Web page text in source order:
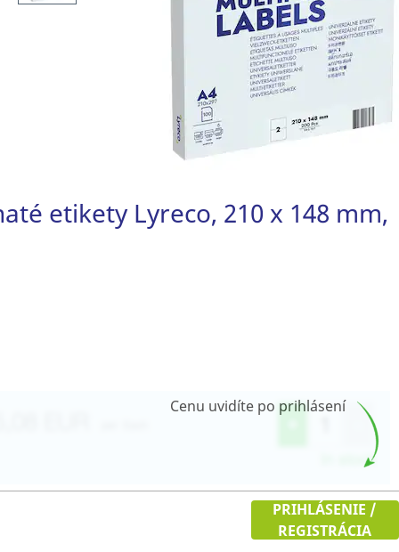
etikety Lyreco, 210 x 148 mm,
Cenu uvidíte po prihlásení
PRIHLÁSENIE /
REGISTRÁCIA